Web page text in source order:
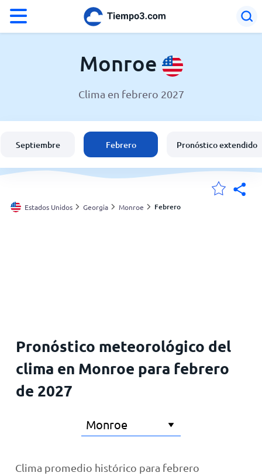
El clima en Monroe
España
Argentina
Monroe
Clima en febrero 2027
Septiembre Febrero Pronóstico extendido
Estados Unidos Georgia Monroe Febrero
Pronóstico meteorológico del
clima en Monroe para febrero
de 2027
Clima promedio histórico para febrero